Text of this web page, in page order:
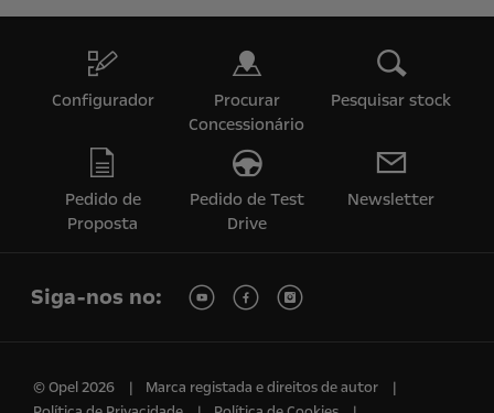
Configurador
Procurar
Concessionário
Pesquisar stock
Pedido de
Proposta
Pedido de Test
Drive
Newsletter
Siga-nos no:
© Opel 2026
Marca registada e direitos de autor